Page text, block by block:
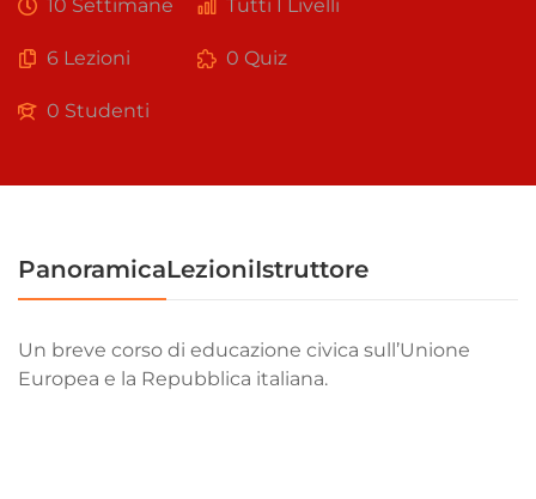
10 Settimane Tutti I Livelli
6 Lezioni 0 Quiz
0 Studenti
PanoramicaLezioniIstruttore
Un breve corso di educazione civica sull’Unione
Europea e la Repubblica italiana.